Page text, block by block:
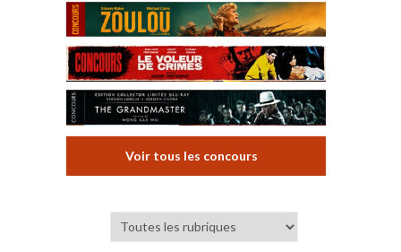
Voir tous les concours